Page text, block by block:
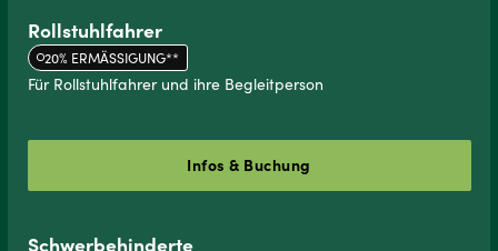
Rollstuhlfahrer
20% ERMÄSSIGUNG**
Für Rollstuhlfahrer und ihre Begleitperson
Infos & Buchung
Schwerbehinderte